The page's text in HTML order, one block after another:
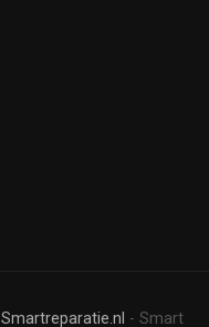
Smartreparatie.nl - Smart